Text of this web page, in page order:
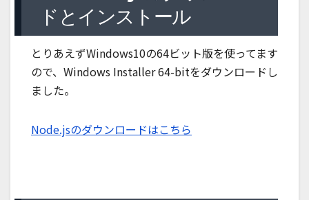
ドとインストール
とりあえずWindows10の64ビット版を使ってます
ので、Windows Installer 64-bitをダウンロードし
ました。
Node.jsのダウンロードはこちら